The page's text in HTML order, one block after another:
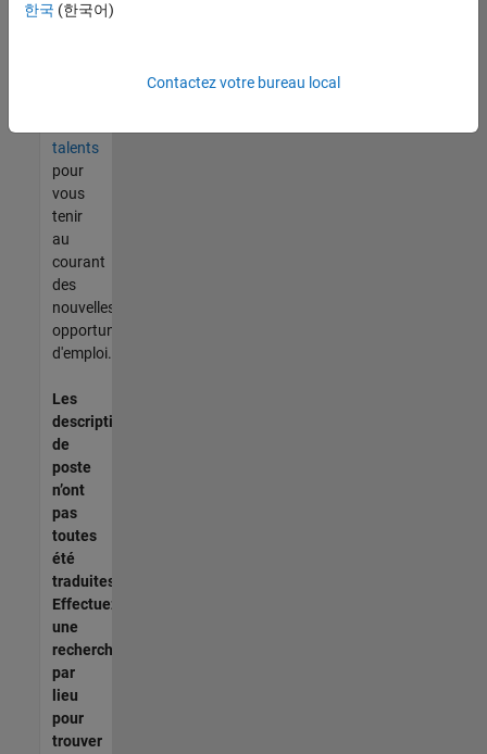
à vos
talents
pour
vous
tenir
au
courant
des
nouvelles
opportunités
d'emploi.
Les
descriptions
de
poste
n’ont
pas
toutes
été
traduites.
Effectuez
une
recherche
par
lieu
pour
trouver
한국 (한국어)
Contactez votre bureau local